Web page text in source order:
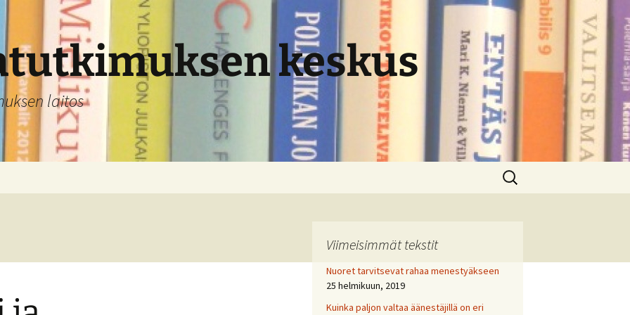
keskus
laitos
Haku:
Viimeisimmät tekstit
Nuoret tarvitsevat rahaa menestyäkseen
25 helmikuun, 2019
Kuinka paljon valtaa äänestäjillä on eri